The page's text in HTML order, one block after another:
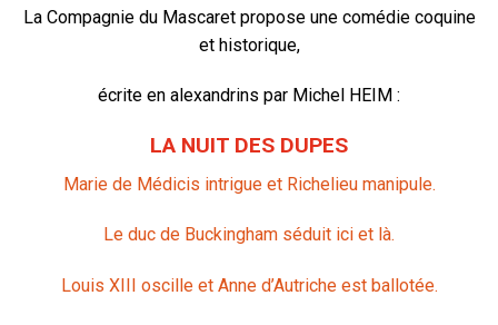
La Compagnie du Mascaret propose une comédie coquine
et historique,
écrite en alexandrins par Michel HEIM :
LA NUIT DES DUPES
Marie de Médicis intrigue et Richelieu manipule.
Le duc de Buckingham séduit ici et là.
Louis XIII oscille et Anne d’Autriche est ballotée.